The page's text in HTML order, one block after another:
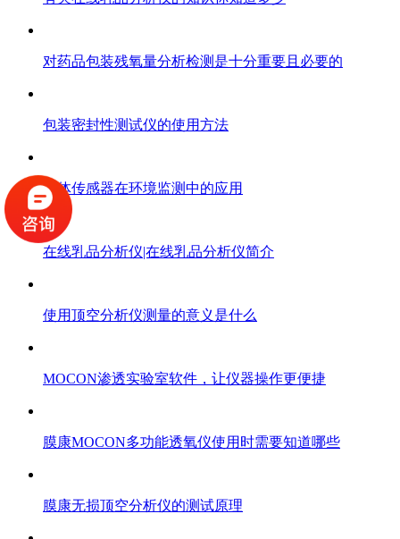
对药品包装残氧量分析检测是十分重要且必要的
包装密封性测试仪的使用方法
气体传感器在环境监测中的应用
在线乳品分析仪|在线乳品分析仪简介
使用顶空分析仪测量的意义是什么
MOCON渗透实验室软件，让仪器操作更便捷
膜康MOCON多功能透氧仪使用时需要知道哪些
膜康无损顶空分析仪的测试原理